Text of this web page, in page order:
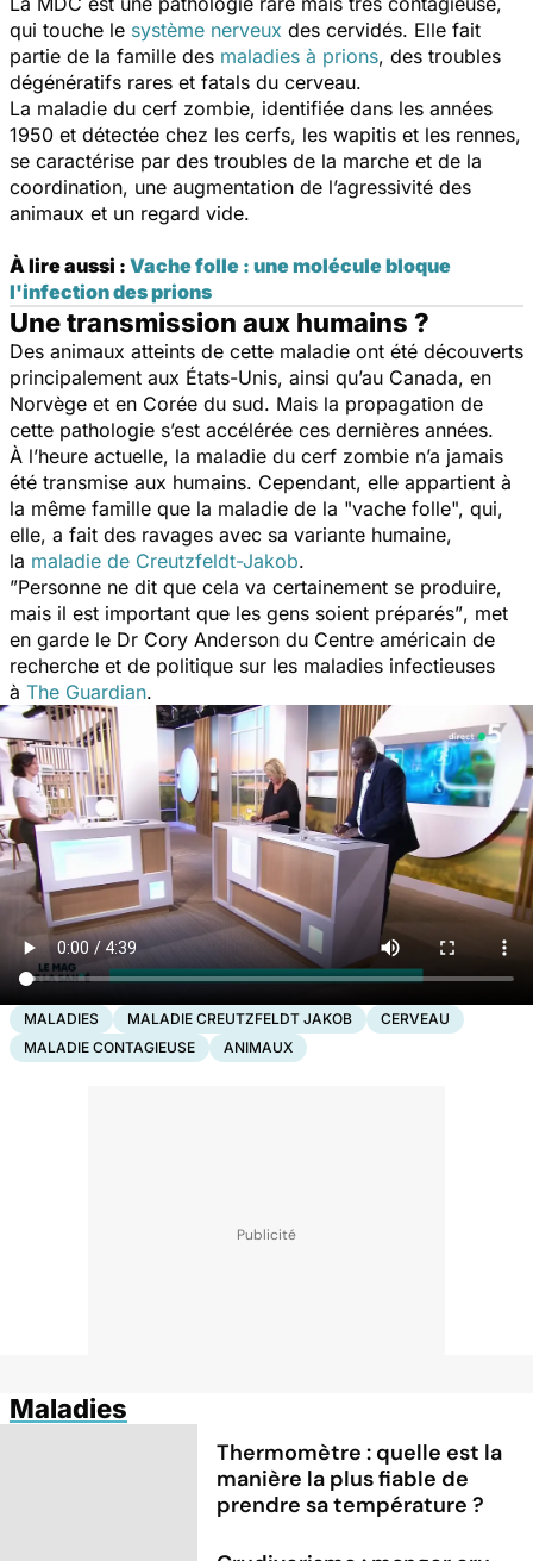
qui touche le système nerveux des cervidés. Elle fait
partie de la famille des maladies à prions, des troubles
dégénératifs rares et fatals du cerveau.
La maladie du cerf zombie, identifiée dans les années
1950 et détectée chez les cerfs, les wapitis et les rennes,
se caractérise par des troubles de la marche et de la
coordination, une augmentation de l’agressivité des
animaux et un regard vide.
À lire aussi : Vache folle : une molécule bloque
l'infection des prions
Une transmission aux humains ?
Des animaux atteints de cette maladie ont été découverts
principalement aux États-Unis, ainsi qu’au Canada, en
Norvège et en Corée du sud. Mais la propagation de
cette pathologie s’est accélérée ces dernières années.
À l’heure actuelle, la maladie du cerf zombie n’a jamais
été transmise aux humains. Cependant, elle appartient à
la même famille que la maladie de la "vache folle", qui,
elle, a fait des ravages avec sa variante humaine,
la maladie de Creutzfeldt-Jakob.
”Personne ne dit que cela va certainement se produire,
mais il est important que les gens soient préparés”, met
en garde le Dr Cory Anderson du Centre américain de
recherche et de politique sur les maladies infectieuses
à The Guardian.
MALADIES MALADIE CREUTZFELDT JAKOB
CERVEAU
MALADIE CONTAGIEUSE
ANIMAUX
Maladies
Thermomètre : quelle est la
manière la plus fiable de
prendre sa température ?